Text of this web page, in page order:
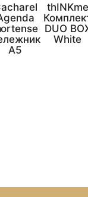
А5
thINKme
DUO
White